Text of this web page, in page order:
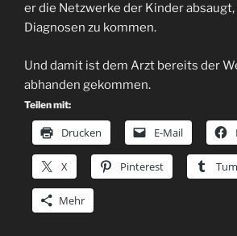
er die Netzwerke der Kinder
Diagnosen zu kommen.
Und damit ist dem Arzt bereits der
abhanden gekommen.
Teilen mit:
Drucken E-Mail
X Pinterest
Mehr